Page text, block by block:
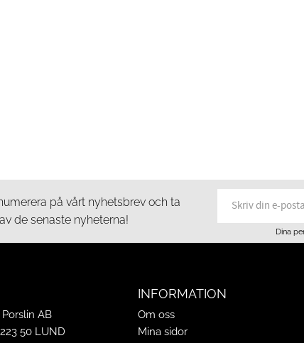
på vårt nyhetsbrev och ta
de senaste nyheterna!
Dina
AB
50 LUND
INFORMATION
Om oss
Mina sidor